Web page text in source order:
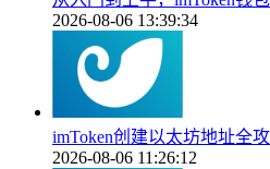
2026-08-06 13:39:34
imToken创建以太坊地址全
2026-08-06 11:26:12